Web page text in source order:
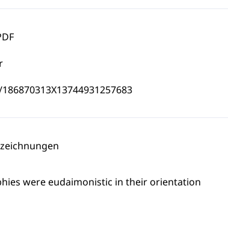
were eudaimonistic in their orientation